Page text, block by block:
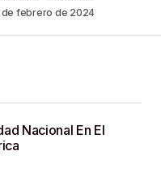
Y Sitio
La Próxima Vez
de febrero de 2024
Nacional En El